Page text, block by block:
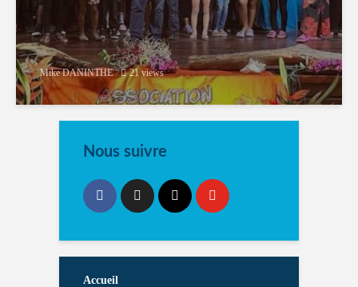
Mike DANINTHE 21 views
Nous suivre
Accueil